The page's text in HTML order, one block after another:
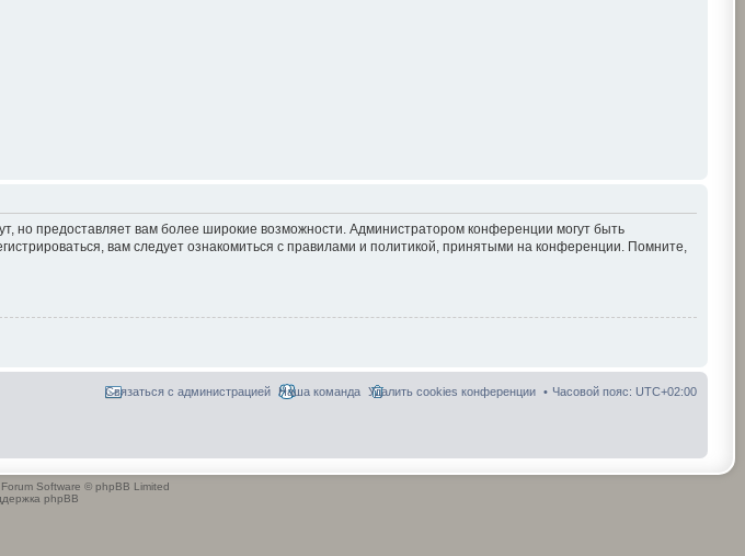
но предоставляет вам более широкие возможности. Администратором конференции могут быть
вам следует ознакомиться с правилами и политикой, принятыми на конференции. Помните,
Часовой пояс: UTC+02:00
Удалить cookies конференции
Наша команда
Связаться с администрацией
Software © phpBB Limited
phpBB